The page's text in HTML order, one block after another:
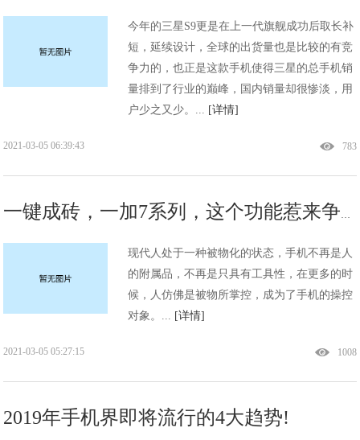
今年的三星S9更是在上一代旗舰成功后取长补
短，延续设计，全球的出货量也是比较的有竞
争力的，也正是这款手机使得三星的总手机销
量排到了行业的巅峰，国内销量却很惨淡，用
户少之又少。...
[详情]
783
2021-03-05 06:39:43
一键成砖，一加7系列，这个功能惹来争议!
现代人处于一种被物化的状态，手机不再是人
的附属品，不再是只具有工具性，在更多的时
候，人仿佛是被物所掌控，成为了手机的操控
对象。... [详情]
1008
2021-03-05 05:27:15
2019年手机界即将流行的4大趋势!